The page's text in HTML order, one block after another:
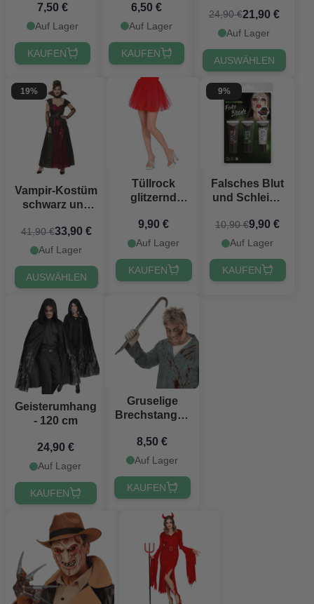
falsches Blut
7,50 €
Auf Lager
KAUFEN
6,50 €
Auf Lager
KAUFEN
24,90 €21,90 €
Auf Lager
AUSWÄHLEN
19%
Vampir-Kostüm
schwarz und
41,90 €33,90 €
Auf Lager
AUSWÄHLEN
Tüllrock
glitzernd
rot
9,90 €
Auf Lager
KAUFEN
9%
Falsches Blut
und Schleim-
3x - 10 ml
10,90 €9,90 €
Auf Lager
KAUFEN
Geisterumhang
- 120 cm
24,90 €
Auf Lager
KAUFEN
Gruselige
Brechstange -
8,50 €
Auf Lager
KAUFEN